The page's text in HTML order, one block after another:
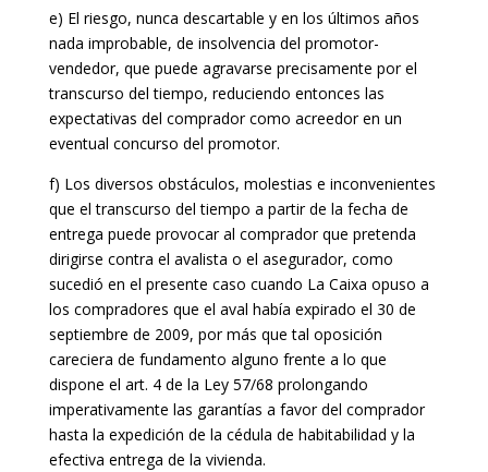
e) El riesgo, nunca descartable y en los últimos años
nada improbable, de insolvencia del promotor-
vendedor, que puede agravarse precisamente por el
transcurso del tiempo, reduciendo entonces las
expectativas del comprador como acreedor en un
eventual concurso del promotor.
f) Los diversos obstáculos, molestias e inconvenientes
que el transcurso del tiempo a partir de la fecha de
entrega puede provocar al comprador que pretenda
dirigirse contra el avalista o el asegurador, como
sucedió en el presente caso cuando La Caixa opuso a
los compradores que el aval había expirado el 30 de
septiembre de 2009, por más que tal oposición
careciera de fundamento alguno frente a lo que
dispone el art. 4 de la Ley 57/68 prolongando
imperativamente las garantías a favor del comprador
hasta la expedición de la cédula de habitabilidad y la
efectiva entrega de la vivienda.